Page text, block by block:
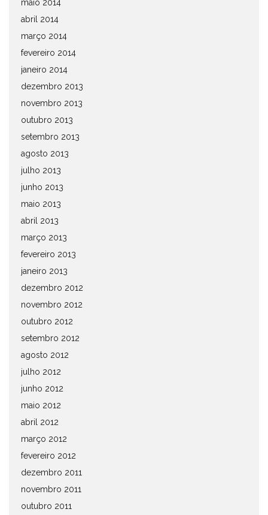
maio 2014
abril 2014
março 2014
fevereiro 2014
janeiro 2014
dezembro 2013
novembro 2013
outubro 2013
setembro 2013
agosto 2013
julho 2013
junho 2013
maio 2013
abril 2013
março 2013
fevereiro 2013
janeiro 2013
dezembro 2012
novembro 2012
outubro 2012
setembro 2012
agosto 2012
julho 2012
junho 2012
maio 2012
abril 2012
março 2012
fevereiro 2012
dezembro 2011
novembro 2011
outubro 2011